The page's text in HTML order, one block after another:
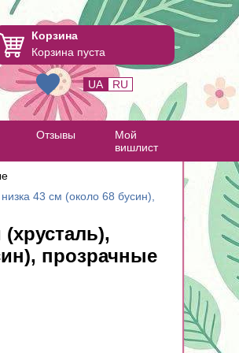
Корзина
Корзина пуста
UA RU
Отзывы
Мой
вишлист
43 см (около 68 бусин),
прозрачные